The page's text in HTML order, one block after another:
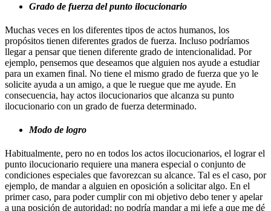
Grado de fuerza del punto ilocucionario
Muchas veces en los diferentes tipos de actos humanos, los
propósitos tienen diferentes grados de fuerza. Incluso podríamos
llegar a pensar que tienen diferente grado de intencionalidad. Por
ejemplo, pensemos que deseamos que alguien nos ayude a estudiar
para un examen final. No tiene el mismo grado de fuerza que yo le
solicite ayuda a un amigo, a que le ruegue que me ayude. En
consecuencia, hay actos ilocucionarios que alcanza su punto
ilocucionario con un grado de fuerza determinado.
Modo de logro
Habitualmente, pero no en todos los actos ilocucionarios, el lograr el
punto ilocucionario requiere una manera especial o conjunto de
condiciones especiales que favorezcan su alcance. Tal es el caso, por
ejemplo, de mandar a alguien en oposición a solicitar algo. En el
primer caso, para poder cumplir con mi objetivo debo tener y apelar
a una posición de autoridad; no podría mandar a mi jefe a que me dé